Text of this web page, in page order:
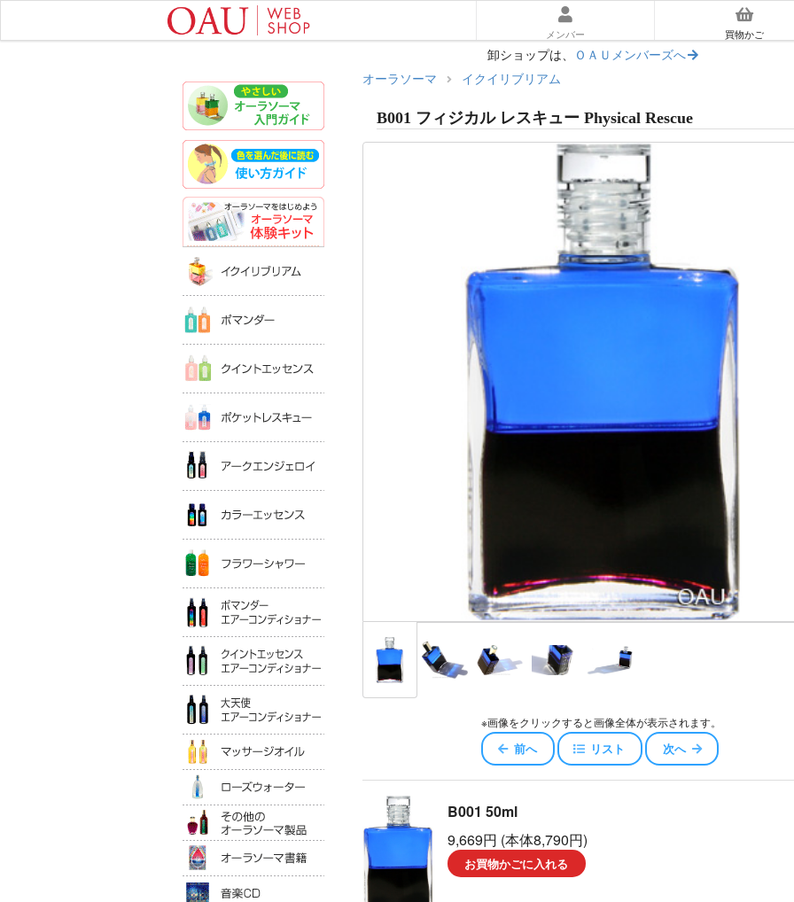
メンバー 買物かご
卸ショップは、 ＯＡＵメンバーズへ
やさしいオーラソーマ入門ガイド
色を選んだあとに読む｜使い方ガイド
オーラソーマ体験キット
ポマンダーエアコンディショナー
クイントエッセンスエアコンディショナー
大天使エアコンディショナー
ローズウォータ
その他のオーラソーマ製品
オーラソーマ書籍
音楽ＣＤ
オーラソーマ イクイリブリアム
B001 フィジカル レスキュー Physical Rescue
※画像をクリックすると画像全体が表示されます。
前へ リスト 次へ
B001 50ml
9,669円 (本体8,790円)
お買物かごに入れる